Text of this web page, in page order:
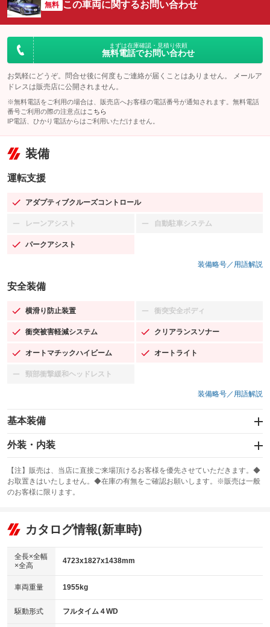
無料 この車両に関するお問い合わせ
まずは在庫確認・見積り依頼
無料電話でお問い合わせ
お気軽にどうぞ。問合せ後に何度もご連絡が届くことはありません。 メールア
ドレスは販売店に公開されません。
※無料電話をご利用の場合は、販売店へお客様の電話番号が通知されます。無料電話
番号ご利用の際の注意点は こちら
IP電話、ひかり電話からはご利用いただけません。
装備
運転支援
アダプティブクルーズコントロール
：装備あり
レーンアシスト
：装備なし 自動駐車システム
：装備なし
パークアシスト
：装備あり
装備略号／用語解説
安全装備
横滑り防止装置
：装備あり 衝突安全ボディ
：装備なし
衝突被害軽減システム
：装備あり クリアランスソナー
：装備あり
オートマチックハイビーム
：装備あり オートライト
：装備あり
頸部衝撃緩和ヘッドレスト
：装備なし
装備略号／用語解説
基本装備
エアバッグ：運転席/助手席/サイド
：装備あり
：装備なし
サンルーフ
：装備あり ABS
リフトアップ
：装備なし
：装備なし
パワーウィンドウ
アイドリングストップ
：装備あり
USB入力端子
：装備なし
外装・内装
カーナビ：HDDナビ
：装備あり
TV：フルセグ
：装備あり
ビジュアル：-／DVD再生
：装備あり
アルミホイール：アルミホイール
：装備あり
HID(キセノンライト)
【注】販売は、当店に直接ご来場頂けるお客様を優先させていただきます。◆
お取置きはいたしません。◆在庫の有無をご確認お願いします。※販売は一般
のお客様に限ります。
カタログ情報(新車時)
全長×全幅
×全高
4723x1827x1438mm
車両重量 1955kg
駆動形式 フルタイム４WD